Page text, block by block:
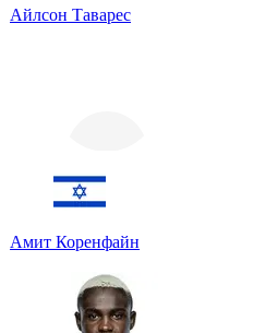
Айлсон Таварес
Амит Коренфайн